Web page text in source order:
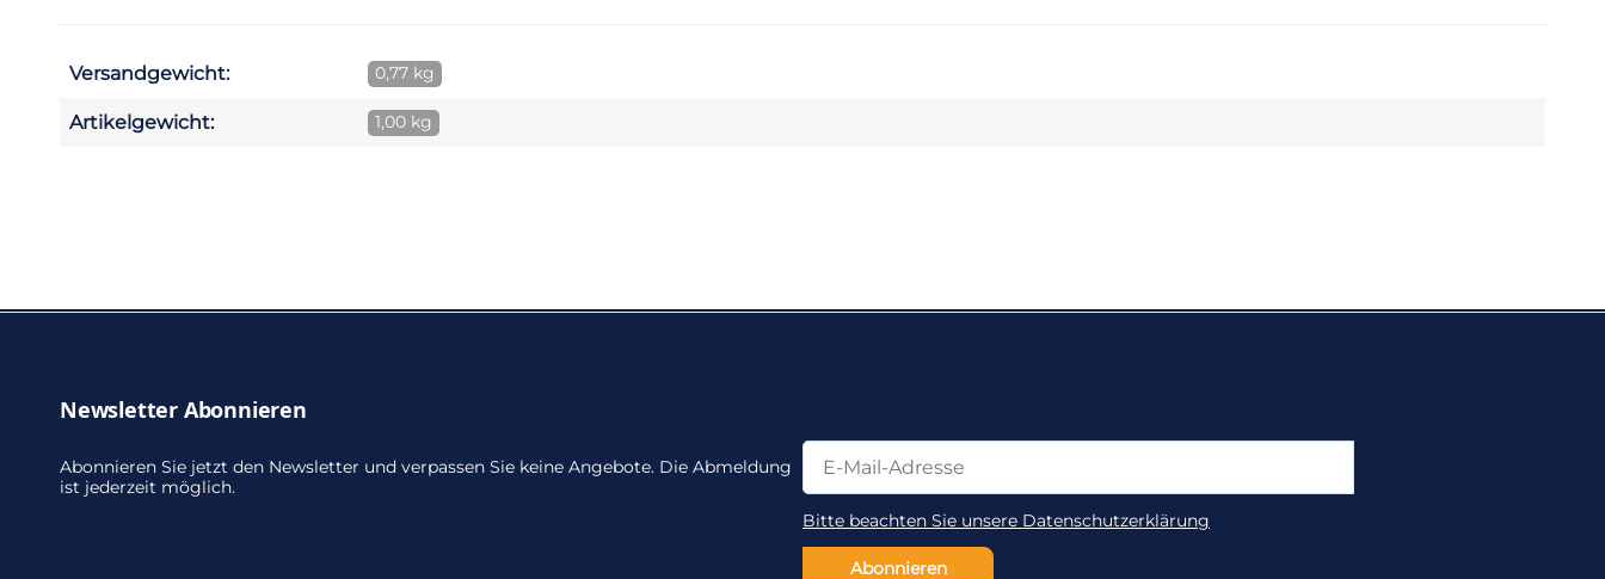
Versandgewicht: 0,77 kg
Artikelgewicht: 1,00 kg
Newsletter Abonnieren
Abonnieren Sie jetzt den Newsletter und verpassen Sie keine Angebote. Die Abmeldung
ist jederzeit möglich.
Newsletter Abonnieren
Newsletter Abonnieren
Bitte beachten Sie unsere Datenschutzerklärung
Abonnieren